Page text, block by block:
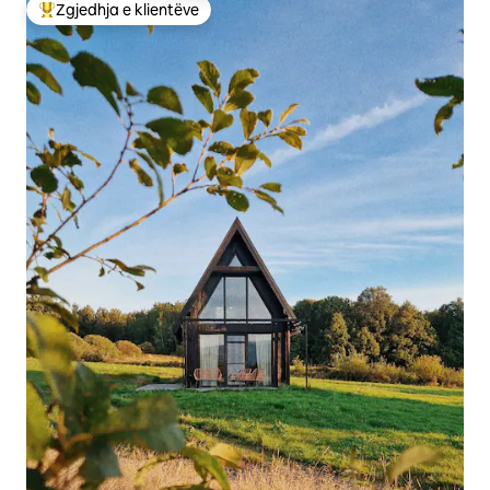
Më të mirat e zgjedhjeve të klientëve
Zgjedhja e klientëve